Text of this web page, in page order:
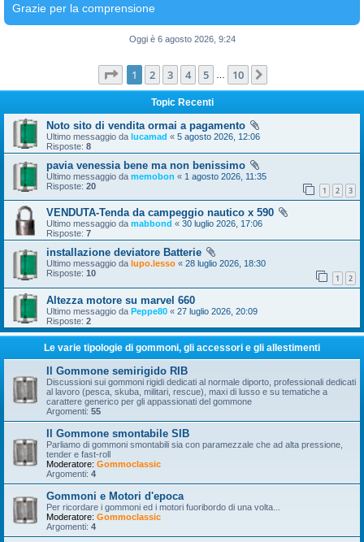
Grazie per la comprensione
Oggi è 6 agosto 2026, 9:24
Pagina di 10
1 2 3 4 5 10
Topic Recenti
Noto sito di vendita ormai a pagamento
Ultimo messaggio da lucamad « 5 agosto 2026, 12:06
Risposte: 8
pavia venessia bene ma non benissimo
Ultimo messaggio da memobon « 1 agosto 2026, 11:35
Risposte: 20 1 2 3
VENDUTA-Tenda da campeggio nautico x 590
Ultimo messaggio da mabbond « 30 luglio 2026, 17:06
Risposte: 7
installazione deviatore Batterie
Ultimo messaggio da lupo.lesso « 28 luglio 2026, 18:30
Risposte: 10 1 2
Altezza motore su marvel 660
Ultimo messaggio da Peppe80 « 27 luglio 2026, 20:09
Risposte: 2
Le varie tipologie di gommoni, gli accessori e gli allestimenti
Il Gommone semirigido RIB
Discussioni sui gommoni rigidi dedicati al normale diporto, professionali dedicati
al lavoro (pesca, skuba, militari, rescue), maxi di lusso e su tematiche a
carattere generico per gli appassionati del gommone
Argomenti: 55
Il Gommone smontabile SIB
Parliamo di gommoni smontabili sia con paramezzale che ad alta pressione,
tender e fast-roll
Moderatore: Gommoclassic
Argomenti: 4
Gommoni e Motori d'epoca
Per ricordare i gommoni ed i motori fuoribordo di una volta...
Moderatore: Gommoclassic
Argomenti: 4